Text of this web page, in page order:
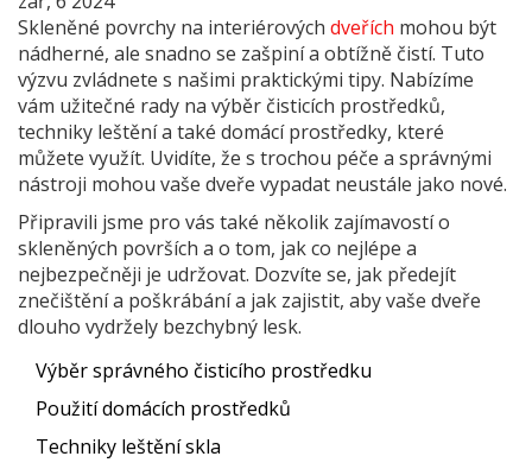
Skleněné povrchy na interiérových dveřích mohou být
nádherné, ale snadno se zašpiní a obtížně čistí. Tuto
výzvu zvládnete s našimi praktickými tipy. Nabízíme
vám užitečné rady na výběr čisticích prostředků,
techniky leštění a také domácí prostředky, které
můžete využít. Uvidíte, že s trochou péče a správnými
nástroji mohou vaše dveře vypadat neustále jako nové.
Připravili jsme pro vás také několik zajímavostí o
skleněných površích a o tom, jak co nejlépe a
nejbezpečněji je udržovat. Dozvíte se, jak předejít
znečištění a poškrábání a jak zajistit, aby vaše dveře
dlouho vydržely bezchybný lesk.
Výběr správného čisticího prostředku
Použití domácích prostředků
Techniky leštění skla